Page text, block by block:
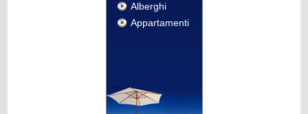
Alberghi
Appartamenti